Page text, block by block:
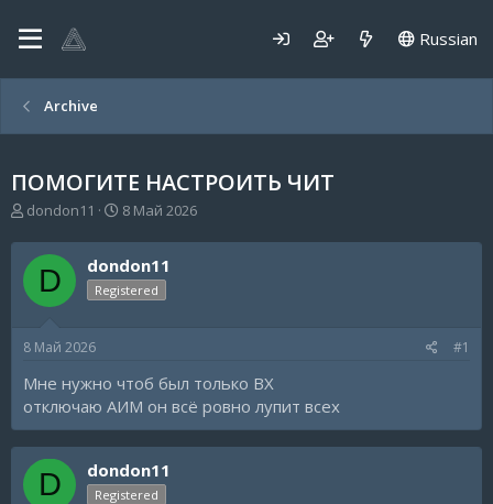
Russian
Archive
ПОМОГИТЕ НАСТРОИТЬ ЧИТ
А
т
о
р
м
dondon11
Д
т
а
н
а
8 Май 2026
D dondon11
Registered
8 Май 2026 #1
Мне нужно чтоб был только ВХ
отключаю АИМ он всё ровно лупит всех
D dondon11
Registered